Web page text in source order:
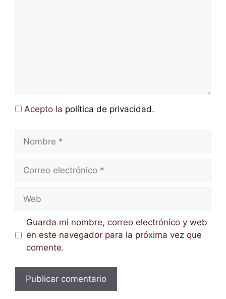
Acepto la política de privacidad.
Nombre
Correo
Web
Guarda mi nombre, correo electrónico y web
en este navegador para la próxima vez que
comente.